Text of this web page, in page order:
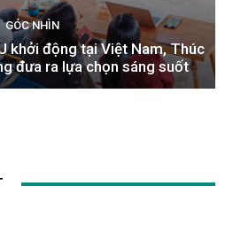
GÓC NHÌN
khởi động tại Việt Nam, Thúc
đưa ra lựa chọn sáng suốt